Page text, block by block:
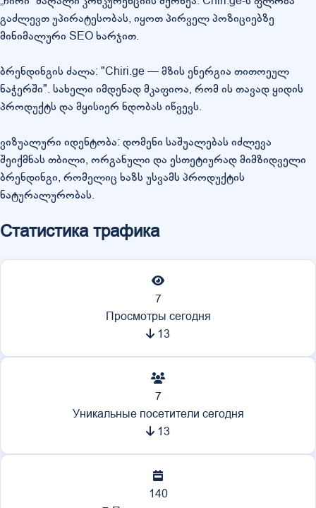
გაძლევთ უპირატესობას, იყოთ პირველ პოზიციებზე
მინიმალური SEO ხარჯით.
ბრენდინგის ძალა: "Chiri.ge — მზის ენერგია თითოეულ
ნაჭერში". სახელი იმდენად მკაფიოა, რომ ის თავად ყიდის
პროდუქტს და მყისიერ ნდობას იწვევს.
ვიზუალური იდენტობა: დომენი საშუალებას იძლევა
შეიქმნას თბილი, ორგანული და ესთეტიურად მიმზიდველი
ბრენდინგი, რომელიც ხაზს უსვამს პროდუქტის
ნატურალურობას.
Статистика трафика
7
Просмотры сегодня
13
7
Уникальные посетители сегодня
13
140